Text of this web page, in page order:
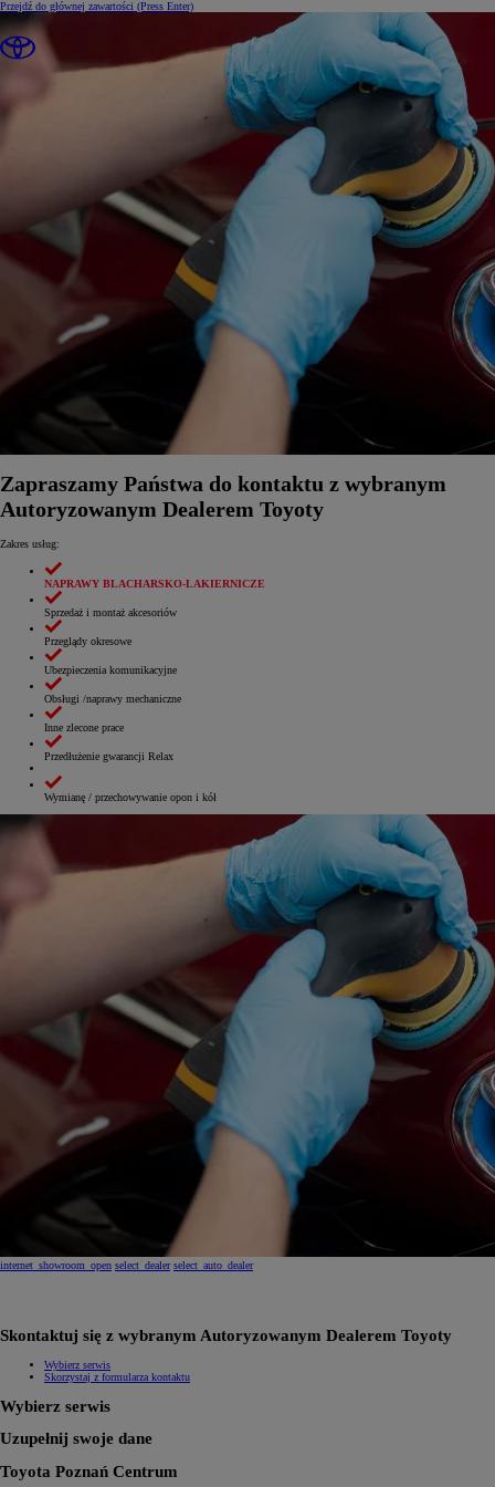
Przejdź do głównej zawartości (Press Enter)
Zapraszamy Państwa do kontaktu z wybranym
Autoryzowanym Dealerem Toyoty
Zakres usług:
NAPRAWY BLACHARSKO-LAKIERNICZE
Sprzedaż i montaż akcesoriów
Przeglądy okresowe
Ubezpieczenia komunikacyjne
Obsługi /naprawy mechaniczne
Inne zlecone prace
Przedłużenie gwarancji Relax
Wymianę / przechowywanie opon i kół
internet_showroom_open select_dealer select_auto_dealer
Skontaktuj się z wybranym Autoryzowanym Dealerem Toyoty
Wybierz serwis
Skorzystaj z formularza kontaktu
Wybierz serwis
Uzupełnij swoje dane
Toyota Poznań Centrum